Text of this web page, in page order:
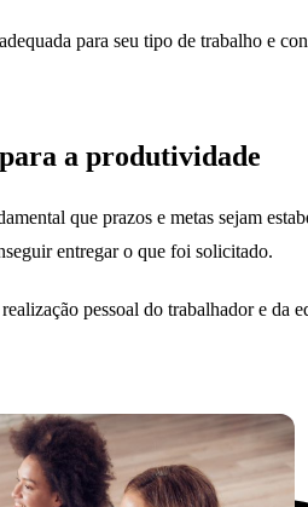
para seu tipo de trabalho e
a produtividade
que prazos e metas sejam
entregar o que foi solicitado.
pessoal do trabalhador e